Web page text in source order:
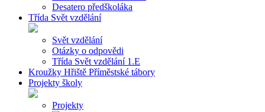
Desatero předškoláka
Třída Svět vzdělání
Svět vzdělání
Otázky o odpovědi
Třída Svět vzdělání 1.E
Kroužky Hřiště Příměstské tábory
Projekty školy
Projekty